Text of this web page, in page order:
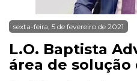
sexta-feira, 5 de fevereiro de 2021
L.O. Baptista
área de